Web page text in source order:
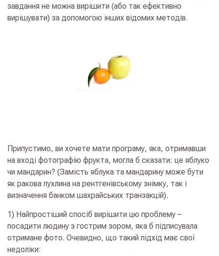
завдання не можна вирішити (або так ефективно
вирішувати) за допомогою інших відомих методів.
Припустимо, ви хочете мати програму, яка, отримавши
на вході фотографію фрукта, могла б сказати: це яблуко
чи мандарин? (Замість яблука та мандарину може бути
як ракова пухлина на рентгенівському знімку, так і
визначення банком шахрайських транзакцій).
1) Найпростіший спосіб вирішити цю проблему –
посадити людину з гострим зором, яка б підписувала
отримане фото. Очевидно, що такий підхід має свої
недоліки: